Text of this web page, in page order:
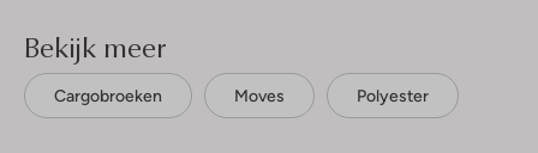
Bekijk meer
Cargobroeken Moves Polyester